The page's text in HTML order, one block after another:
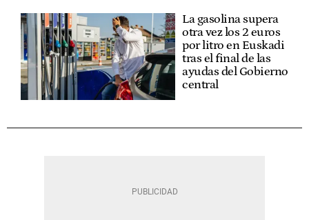
La gasolina supera
otra vez los 2 euros
por litro en Euskadi
tras el final de las
ayudas del Gobierno
central